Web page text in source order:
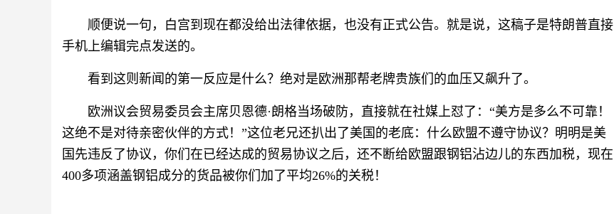
顺便说一句，白宫到现在都没给出法律依据，也没有正式公告。就是说，这稿子是特朗普直接
手机上编辑完点发送的。
看到这则新闻的第一反应是什么？绝对是欧洲那帮老牌贵族们的血压又飙升了。
欧洲议会贸易委员会主席贝恩德·朗格当场破防，直接就在社媒上怼了：“美方是多么不可靠！
这绝不是对待亲密伙伴的方式！”这位老兄还扒出了美国的老底：什么欧盟不遵守协议？明明是美
国先违反了协议，你们在已经达成的贸易协议之后，还不断给欧盟跟钢铝沾边儿的东西加税，现在
400多项涵盖钢铝成分的货品被你们加了平均26%的关税！